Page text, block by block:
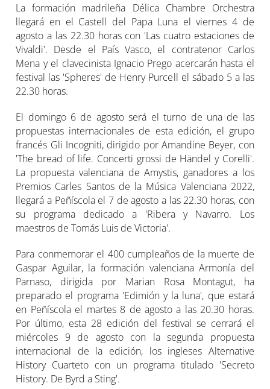
La formación madrileña Délica Chambre Orchestra
llegará en el Castell del Papa Luna el viernes 4 de
agosto a las 22.30 horas con 'Las cuatro estaciones de
Vivaldi'. Desde el País Vasco, el contratenor Carlos
Mena y el clavecinista Ignacio Prego acercarán hasta el
festival las 'Spheres' de Henry Purcell el sábado 5 a las
22.30 horas.
El domingo 6 de agosto será el turno de una de las
propuestas internacionales de esta edición, el grupo
francés Gli Incogniti, dirigido por Amandine Beyer, con
'The bread of life. Concerti grossi de Händel y Corelli'.
La propuesta valenciana de Amystis, ganadores a los
Premios Carles Santos de la Música Valenciana 2022,
llegará a Peñíscola el 7 de agosto a las 22.30 horas, con
su programa dedicado a 'Ribera y Navarro. Los
maestros de Tomás Luis de Victoria'.
Para conmemorar el 400 cumpleaños de la muerte de
Gaspar Aguilar, la formación valenciana Armonía del
Parnaso, dirigida por Marian Rosa Montagut, ha
preparado el programa 'Edimión y la luna', que estará
en Peñíscola el martes 8 de agosto a las 20.30 horas.
Por último, esta 28 edición del festival se cerrará el
miércoles 9 de agosto con la segunda propuesta
internacional de la edición, los ingleses Alternative
History Cuarteto con un programa titulado 'Secreto
History. De Byrd a Sting'.